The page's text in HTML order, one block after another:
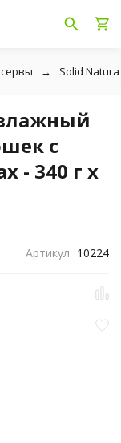
Solid Natura
с
- 340 г х
Артикул: 10224